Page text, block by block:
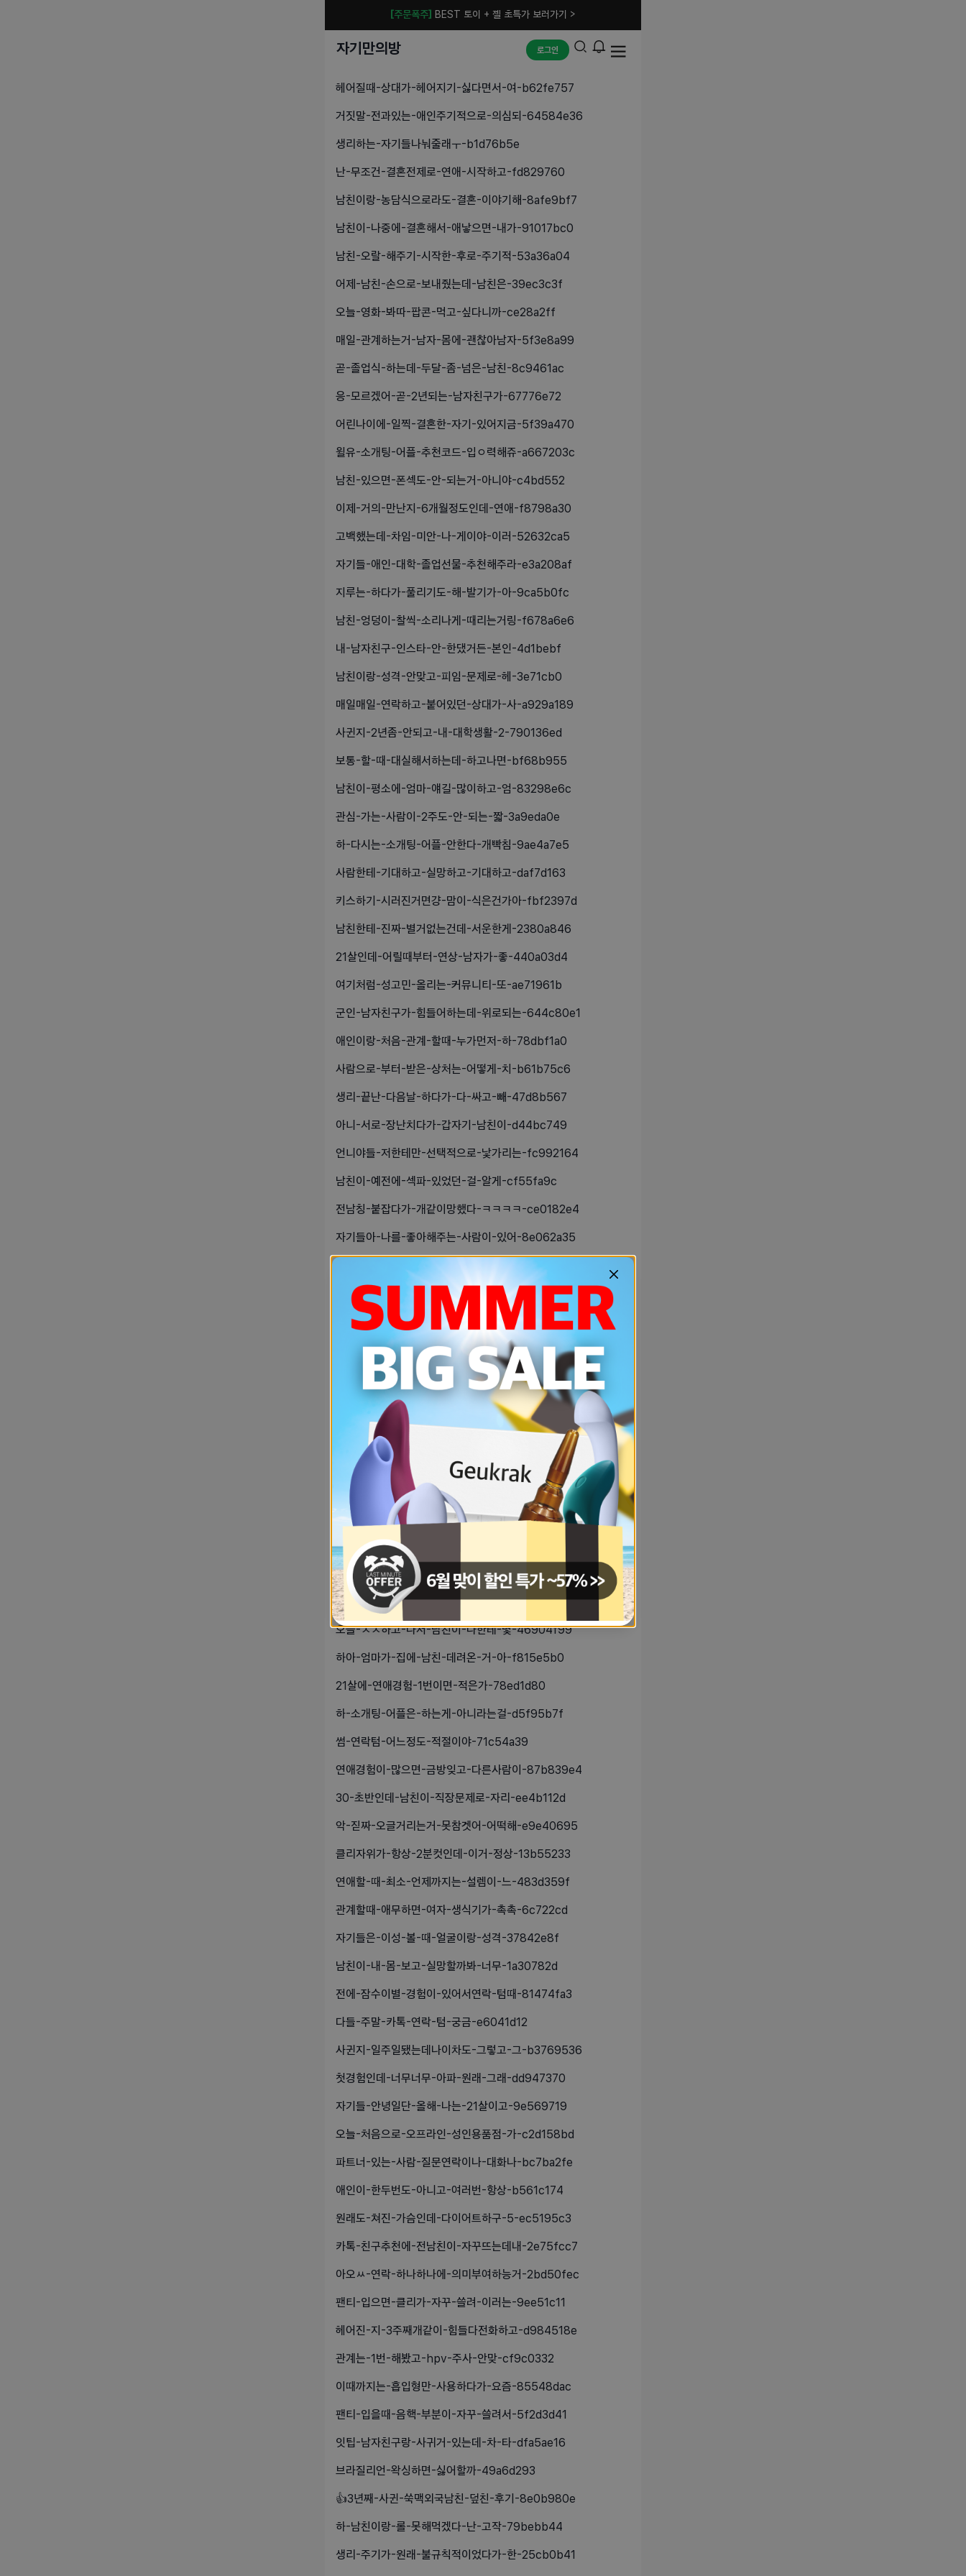
[주문폭주] BEST 토이 + 젤 초특가 보러가기 >
자기만의방 로그인
헤어질때-상대가-헤어지기-싫다면서-여-b62fe757
거짓말-전과있는-애인주기적으로-의심되-64584e36
생리하는-자기들나눠줄래ㅜ-b1d76b5e
난-무조건-결혼전제로-연애-시작하고-fd829760
남친이랑-농담식으로라도-결혼-이야기해-8afe9bf7
남친이-나중에-결혼해서-애낳으면-내가-91017bc0
남친-오랄-해주기-시작한-후로-주기적-53a36a04
어제-남친-손으로-보내줬는데-남친은-39ec3c3f
오늘-영화-봐따-팝콘-먹고-싶다니까-ce28a2ff
매일-관계하는거-남자-몸에-괜찮아남자-5f3e8a99
곧-졸업식-하는데-두달-좀-넘은-남친-8c9461ac
응-모르겠어-곧-2년되는-남자친구가-67776e72
어린나이에-일찍-결혼한-자기-있어지금-5f39a470
윌유-소개팅-어플-추천코드-입ㅇ력해쥬-a667203c
남친-있으면-폰섹도-안-되는거-아니야-c4bd552
이제-거의-만난지-6개월정도인데-연애-f8798a30
고백했는데-차임-미안-나-게이야-이러-52632ca5
자기들-애인-대학-졸업선물-추천해주라-e3a208af
지루는-하다가-풀리기도-해-발기가-아-9ca5b0fc
남친-엉덩이-찰씩-소리나게-때리는거링-f678a6e6
내-남자친구-인스타-안-한댔거든-본인-4d1bebf
남친이랑-성격-안맞고-피임-문제로-헤-3e71cb0
매일매일-연락하고-붙어있던-상대가-사-a929a189
사귄지-2년좀-안되고-내-대학생활-2-790136ed
보통-할-때-대실해서하는데-하고나면-bf68b955
남친이-평소에-엄마-얘길-많이하고-엄-83298e6c
관심-가는-사람이-2주도-안-되는-짧-3a9eda0e
하-다시는-소개팅-어플-안한다-개빡침-9ae4a7e5
사람한테-기대하고-실망하고-기대하고-daf7d163
키스하기-시러진거면걍-맘이-식은건가아-fbf2397d
남친한테-진짜-별거없는건데-서운한게-2380a846
21살인데-어릴때부터-연상-남자가-좋-440a03d4
여기처럼-성고민-올리는-커뮤니티-또-ae71961b
군인-남자친구가-힘들어하는데-위로되는-644c80e1
애인이랑-처음-관계-할때-누가먼저-하-78dbf1a0
사람으로-부터-받은-상처는-어떻게-치-b61b75c6
생리-끝난-다음날-하다가-다-싸고-빼-47d8b567
아니-서로-장난치다가-갑자기-남친이-d44bc749
언니야들-저한테만-선택적으로-낯가리는-fc992164
남친이-예전에-섹파-있었던-걸-알게-cf55fa9c
전남칭-붙잡다가-개같이망했다-ㅋㅋㅋㅋ-ce0182e4
자기들아-나를-좋아해주는-사람이-있어-8e062a35
미쳤나봐자위도-거의-해본-적-없고야동-258f44e0
하-이런-질문-진짜-철-없어-보이긴-56df9d0e
이거-내잘못-아닌거지저번주에-남친-만-302a4f2
전남친이-나몰래-원나잇하고다녀서-성병-2655e9bd
로테이션-소개팅-1표-받았다ㅜ-너무-40da4768
썸인데-5시간동안-연락이-없네-추가로-d287c6f4
다낭성에-뱃살이-많아서-신경-쓰여예쁜-bf7084ed
결혼은-정말-잘-맞는다는-생각이-들어-63a0850f
나-완전-불안형인거지같이-있을-땐-너-f661a28f
애인한테-권태기인거-숨기다가결국-내가-7b50d76b
나는-22살이고-남친과-2년차-동갑-2b41ff0e
나-자존감-낮고-외모정병-오지는데남친-50267cad
오늘-ㅅㅅ하고-나서-남친이-나한테-몇-46904f99
하아-엄마가-집에-남친-데려온-거-아-f815e5b0
21살에-연애경험-1번이면-적은가-78ed1d80
하-소개팅-어플은-하는게-아니라는걸-d5f95b7f
썸-연락텀-어느정도-적절이야-71c54a39
연애경험이-많으면-금방잊고-다른사람이-87b839e4
30-초반인데-남친이-직장문제로-자리-ee4b112d
악-짇짜-오글거리는거-못참겟어-어떡해-e9e40695
클리자위가-항상-2분컷인데-이거-정상-13b55233
연애할-때-최소-언제까지는-설렘이-느-483d359f
관계할때-애무하면-여자-생식기가-촉촉-6c722cd
자기들은-이성-볼-때-얼굴이랑-성격-37842e8f
남친이-내-몸-보고-실망할까봐-너무-1a30782d
전에-잠수이별-경험이-있어서연락-텀때-81474fa3
다들-주말-카톡-연락-텀-궁금-e6041d12
사귄지-일주일됐는데나이차도-그렇고-그-b3769536
첫경험인데-너무너무-아파-원래-그래-dd947370
자기들-안녕일단-올해-나는-21살이고-9e569719
오늘-처음으로-오프라인-성인용품점-가-c2d158bd
파트너-있는-사람-질문연락이나-대화나-bc7ba2fe
애인이-한두번도-아니고-여러번-항상-b561c174
원래도-쳐진-가슴인데-다이어트하구-5-ec5195c3
카톡-친구추천에-전남친이-자꾸뜨는데내-2e75fcc7
아오ㅆ-연락-하나하나에-의미부여하능거-2bd50fec
팬티-입으면-클리가-자꾸-쓸려-이러는-9ee51c11
헤어진-지-3주째개같이-힘들다전화하고-d984518e
관계는-1번-해봤고-hpv-주사-안맞-cf9c0332
이때까지는-흡입형만-사용하다가-요즘-85548dac
팬티-입을때-음핵-부분이-자꾸-쓸려서-5f2d3d41
잇팁-남자친구랑-사귀거-있는데-차-타-dfa5ae16
브라질리언-왁싱하면-싫어할까-49a6d293
👍3년째-사귄-쑥맥외국남친-덮친-후기-8e0b980e
하-남친이랑-롤-못해먹겠다-난-고작-79bebb44
생리-주기가-원래-불규칙적이었다가-한-25cb0b41